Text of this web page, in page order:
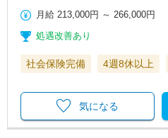
月給 213,000円 ～266,000円
処遇改善あり
社会保険完備 4週8休以上
気になる